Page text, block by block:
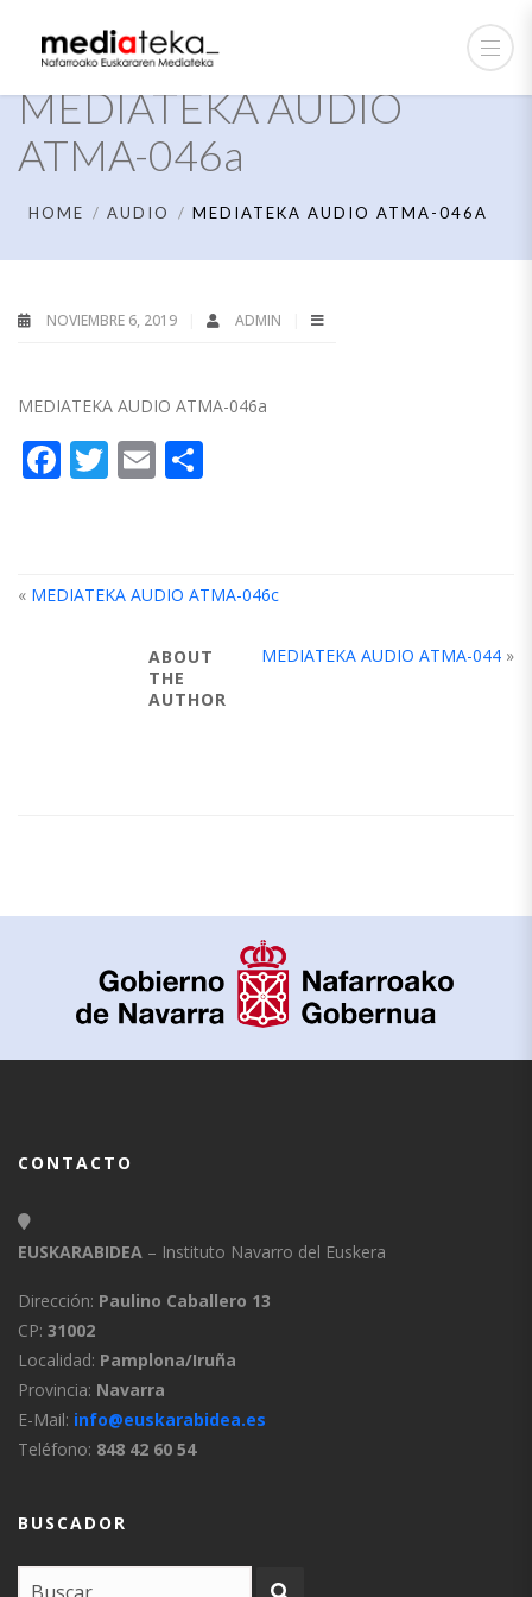
MEDIATEKA AUDIO
ATMA-046a
HOME AUDIO MEDIATEKA AUDIO ATMA-046A
NOVIEMBRE 6, 2019 ADMIN
MEDIATEKA AUDIO ATMA-046a
Facebook
Twitter
Email
« MEDIATEKA AUDIO ATMA-046c
MEDIATEKA AUDIO ATMA-044 »
ABOUT
THE
AUTHOR
CONTACTO
EUSKARABIDEA – Instituto Navarro del Euskera
Dirección: Paulino Caballero 13
CP: 31002
Localidad: Pamplona/Iruña
Provincia: Navarra
E-Mail: info@euskarabidea.es
Teléfono: 848 42 60 54
BUSCADOR